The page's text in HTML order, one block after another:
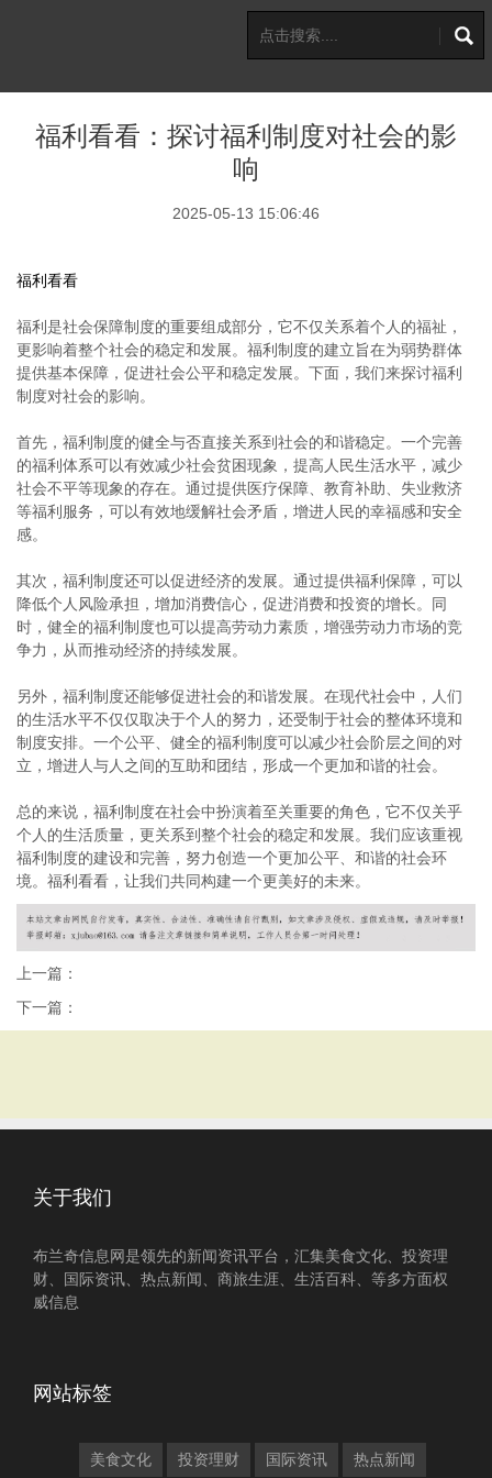
福利看看：探讨福利制度对社会的影
响
2025-05-13 15:06:46
福利看看
福利是社会保障制度的重要组成部分，它不仅关系着个人的福祉，
更影响着整个社会的稳定和发展。福利制度的建立旨在为弱势群体
提供基本保障，促进社会公平和稳定发展。下面，我们来探讨福利
制度对社会的影响。
首先，福利制度的健全与否直接关系到社会的和谐稳定。一个完善
的福利体系可以有效减少社会贫困现象，提高人民生活水平，减少
社会不平等现象的存在。通过提供医疗保障、教育补助、失业救济
等福利服务，可以有效地缓解社会矛盾，增进人民的幸福感和安全
感。
其次，福利制度还可以促进经济的发展。通过提供福利保障，可以
降低个人风险承担，增加消费信心，促进消费和投资的增长。同
时，健全的福利制度也可以提高劳动力素质，增强劳动力市场的竞
争力，从而推动经济的持续发展。
另外，福利制度还能够促进社会的和谐发展。在现代社会中，人们
的生活水平不仅仅取决于个人的努力，还受制于社会的整体环境和
制度安排。一个公平、健全的福利制度可以减少社会阶层之间的对
立，增进人与人之间的互助和团结，形成一个更加和谐的社会。
总的来说，福利制度在社会中扮演着至关重要的角色，它不仅关乎
个人的生活质量，更关系到整个社会的稳定和发展。我们应该重视
福利制度的建设和完善，努力创造一个更加公平、和谐的社会环
境。福利看看，让我们共同构建一个更美好的未来。
上一篇：
下一篇：
关于我们
布兰奇信息网是领先的新闻资讯平台，汇集美食文化、投资理
财、国际资讯、热点新闻、商旅生涯、生活百科、等多方面权
威信息
网站标签
美食文化 投资理财 国际资讯 热点新闻